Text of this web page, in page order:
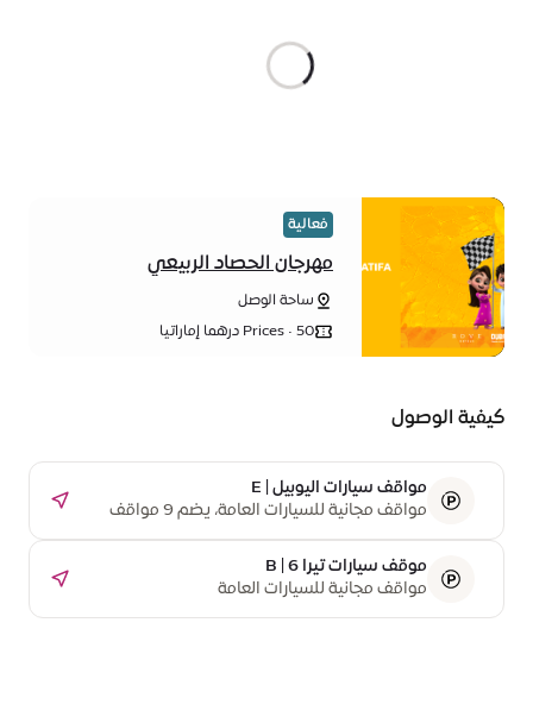
فعالية
مهرجان الحصاد الربيعي
ساحة الوصل
Prices • 50 درهما إماراتيا
كيفية الوصول
مواقف سيارات اليوبيل | E
مواقف مجانية للسيارات العامة، يضم 9 مواقف
مخصصة لذوي أصحاب الهمم
موقف سيارات تيرا B | 6
مواقف مجانية للسيارات العامة